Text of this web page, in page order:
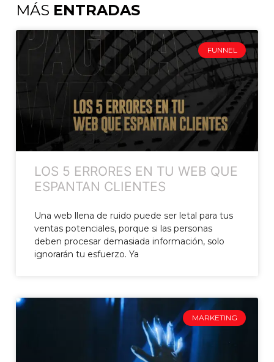
MÁS ENTRADAS
FUNNEL
LOS 5 ERRORES EN TU WEB QUE
ESPANTAN CLIENTES
Una web llena de ruido puede ser letal para tus
ventas potenciales, porque si las personas
deben procesar demasiada información, solo
ignorarán tu esfuerzo. Ya
MARKETING